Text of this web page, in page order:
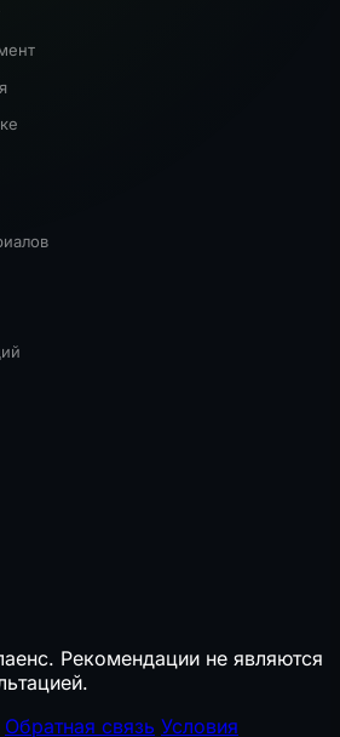
Рекомендации не являются
Обратная связь Условия